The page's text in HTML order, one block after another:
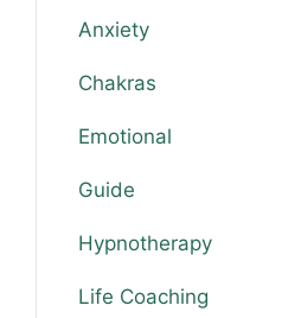
Anxiety
Chakras
Emotional
Guide
Hypnotherapy
Life Coaching